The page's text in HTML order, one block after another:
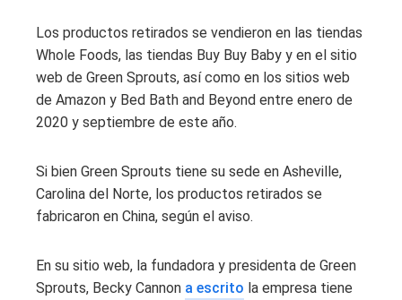
Los productos retirados se vendieron en las tiendas
Whole Foods, las tiendas Buy Buy Baby y en el sitio
web de Green Sprouts, así como en los sitios web
de Amazon y Bed Bath and Beyond entre enero de
2020 y septiembre de este año.
Si bien Green Sprouts tiene su sede en Asheville,
Carolina del Norte, los productos retirados se
fabricaron en China, según el aviso.
En su sitio web, la fundadora y presidenta de Green
Sprouts, Becky Cannon a escrito la empresa tiene